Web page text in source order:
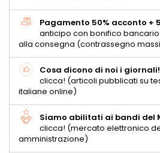
Pagamento 50% acconto +
anticipo con bonifico
alla consegna (contrassegno
Cosa dicono di noi i giornali!
clicca! (articoli pubblicati su
italiane online)
Siamo abilitati ai bandi del
clicca! (mercato elettronico
amministrazione)